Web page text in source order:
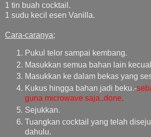
1 tin buah cocktail.
1 sudu kecil esen Vanilla.
Cara-caranya;
Pukul telor sampai kembang.
Masukkan semua bahan lain
Masukkan ke dalam bekas yang
Kukus hingga bahan jadi beku.-
guna microwave saja..done.
Sejukkan.
Tuangkan cocktail yang telah
dahulu.